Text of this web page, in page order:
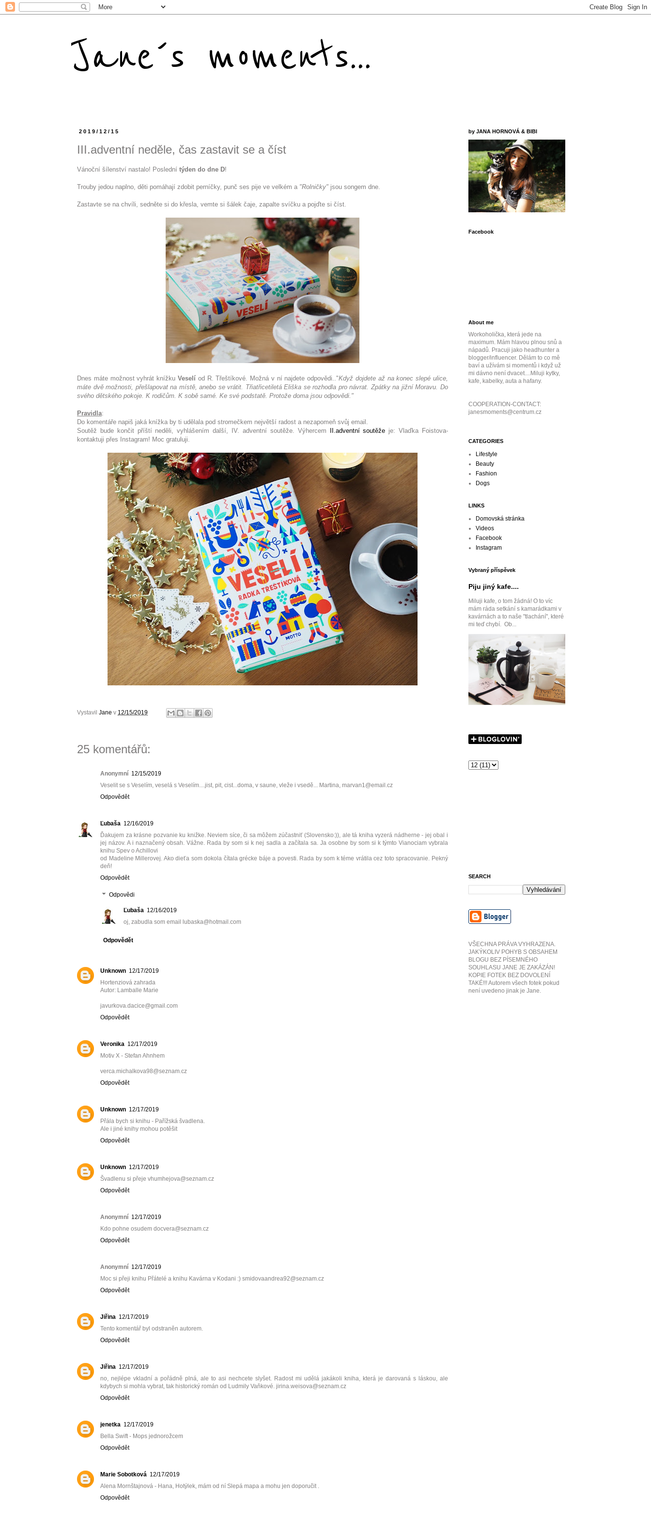
Jane´s moments...
2019/12/15
III.adventní neděle, čas zastavit se a číst
Vánoční šílenství nastalo! Poslední týden do dne D!
Trouby jedou naplno, děti pomáhají zdobit perníčky, punč ses pije ve velkém a "Rolničky" jsou songem dne.
Zastavte se na chvíli, sedněte si do křesla, vemte si šálek čaje, zapalte svíčku a pojďte si číst.
Dnes máte možnost vyhrát knížku Veselí od R. Třeštíkové. Možná v ní najdete odpovědi.."Když dojdete až na konec slepé ulice,
máte dvě možnosti, přešlapovat na místě, anebo se vrátit. Třiatřicetiletá Eliška se rozhodla pro návrat. Zpátky na jižní Moravu. Do
svého dětského pokoje. K rodičům. K sobě samé. Ke své podstatě. Protože doma jsou odpovědi."
Pravidla:
Do komentáře napiš jaká knížka by ti udělala pod stromečkem největší radost a nezapomeň svůj email.
Soutěž bude končit příští neděli, vyhlášením další, IV. adventní soutěže. Výhercem
II.adventní soutěže je: Vlaďka Foistova-
kontaktuji přes Instagram! Moc gratuluji.
Vystavil Jane v 12/15/2019
25 komentářů:
Anonymní 12/15/2019
Veselit se s Veselím, veselá s Veselím....jist, pit, cist...doma, v saune, vleže i vsedě... Martina, marvan1@email.cz
Odpovědět
Ľubaša 12/16/2019
Ďakujem za krásne pozvanie ku knižke. Neviem síce, či sa môžem zúčastniť (Slovensko:)), ale tá kniha vyzerá nádherne - jej obal i
jej názov. A i naznačený obsah. Vážne. Rada by som si k nej sadla a začítala sa. Ja osobne by som si k týmto Vianociam vybrala
knihu Spev o Achillovi
od Madeline Millerovej. Ako dieťa som dokola čítala grécke báje a povesti. Rada by som k téme vrátila cez toto spracovanie. Pekný
deň!
Odpovědět
Odpovědi
Ľubaša 12/16/2019
oj, zabudla som email lubaska@hotmail.com
Odpovědět
Unknown 12/17/2019
Hortenziová zahrada
Autor: Lamballe Marie
javurkova.dacice@gmail.com
Odpovědět
Veronika 12/17/2019
Motiv X - Stefan Ahnhem
verca.michalkova98@seznam.cz
Odpovědět
Unknown 12/17/2019
Přála bych si knihu - Pařížská švadlena.
Ale i jiné knihy mohou potěšit
Odpovědět
Unknown 12/17/2019
Švadlenu si přeje vhumhejova@seznam.cz
Odpovědět
Anonymní 12/17/2019
Kdo pohne osudem docvera@seznam.cz
Odpovědět
Anonymní 12/17/2019
Moc si přeji knihu Přátelé a knihu Kavárna v Kodani :) smidovaandrea92@seznam.cz
Odpovědět
Jiřina 12/17/2019
Tento komentář byl odstraněn autorem.
Odpovědět
Jiřina 12/17/2019
no, nejlépe vkladní a pořádně plná, ale to asi nechcete slyšet. Radost mi udělá jakákoli kniha, která je darovaná s láskou, ale
kdybych si mohla vybrat, tak historický román od Ludmily Vaňkové. jirina.weisova@seznam.cz
Odpovědět
jenetka 12/17/2019
Bella Swift - Mops jednorožcem
Odpovědět
Marie Sobotková 12/17/2019
Alena Mornštajnová - Hana, Hotýlek, mám od ní Slepá mapa a mohu jen doporučit .
Odpovědět
by JANA HORNOVÁ & BIBI
Facebook
About me
Workoholička, která jede na
maximum. Mám hlavou plnou snů a
nápadů. Pracuji jako headhunter a
blogger/influencer. Dělám to co mě
baví a užívám si momentů i když už
mi dávno není dvacet....Miluji kytky,
kafe, kabelky, auta a hafany.
COOPERATION-CONTACT:
janesmoments@centrum.cz
CATEGORIES
Lifestyle
Beauty
Fashion
Dogs
LINKS
Domovská stránka
Videos
Facebook
Instagram
Vybraný příspěvek
Piju jiný kafe....
Miluji kafe, o tom žádná! O to víc
mám ráda setkání s kamarádkami v
kavárnách a to naše "tlachání", které
mi teď chybí. Ob...
SEARCH
VŠECHNA PRÁVA VYHRAZENA.
JAKÝKOLIV POHYB S OBSAHEM
BLOGU BEZ PÍSEMNÉHO
SOUHLASU JANE JE ZAKÁZÁN!
KOPIE FOTEK BEZ DOVOLENÍ
TAKÉ!!! Autorem všech fotek pokud
není uvedeno jinak je Jane.